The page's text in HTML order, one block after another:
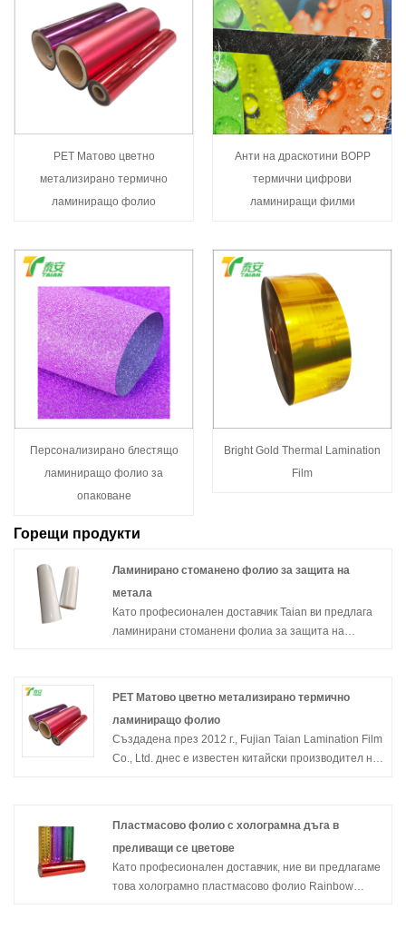
PET Матово цветно
метализирано термично
ламиниращо фолио
Анти на драскотини BOPP
термични цифрови
ламиниращи филми
Персонализирано блестящо
ламиниращо фолио за
опаковане
Bright Gold Thermal Lamination
Film
Горещи продукти
Ламинирано стоманено фолио за защита на
метала
Като професионален доставчик Taian ви предлага
ламинирани стоманени фолиа за защита на
субстрати, като им придава функционални слоеве
като антикорозионни и износоустойчиви и служи
както за ефективна защита, така и за естетична
декорация. Ако имате нужда от помощ, моля, не се
PET Матово цветно метализирано термично
ламиниращо фолио
Създадена през 2012 г., Fujian Taian Lamination Film
Co., Ltd. днес е известен китайски производител на
метализирано термично ламиниращо фолио от
нашата фабрика. Ние не само предоставяме
висококачествени продукти, но също така
предлагаме най-доброто следпродажбено
Пластмасово фолио с холограмна дъга в
преливащи се цветове
Като професионален доставчик, ние ви предлагаме
това холограмно пластмасово фолио Rainbow